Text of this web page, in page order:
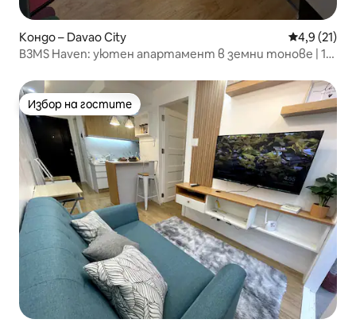
Кондо – Davao City Средна
4,9 (21)
B3MS Haven: уютен апартамент в земни тонове | 1
Избор на гостите
Избор на гостите